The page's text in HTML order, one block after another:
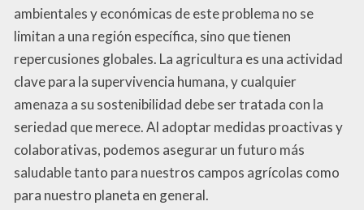
ambientales y económicas de este problema no se
limitan a una región específica, sino que tienen
repercusiones globales. La agricultura es una actividad
clave para la supervivencia humana, y cualquier
amenaza a su sostenibilidad debe ser tratada con la
seriedad que merece. Al adoptar medidas proactivas y
colaborativas, podemos asegurar un futuro más
saludable tanto para nuestros campos agrícolas como
para nuestro planeta en general.